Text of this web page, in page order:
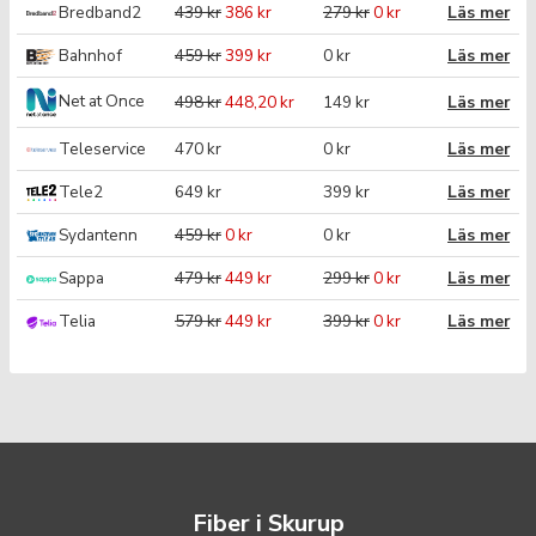
Bredband2 439 kr386 kr 279 kr0 kr
Läs mer
Bahnhof
459 kr399 kr 0 kr
Läs mer
Net at Once
498 kr448,20 kr 149 kr Läs mer
Teleservice 470 kr 0 kr
Läs mer
Tele2
649 kr 399 kr
Läs mer
Sydantenn
459 kr0 kr 0 kr
Läs mer
Sappa
479 kr449 kr 299 kr0 kr
Läs mer
Telia
579 kr449 kr 399 kr0 kr Läs mer
Fiber i Skurup